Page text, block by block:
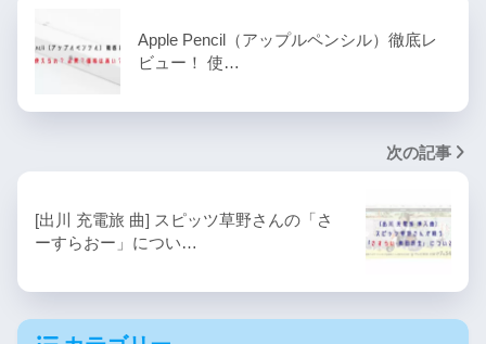
Apple Pencil（アップルペンシル）徹底レ
ビュー！ 使…
次の記事
[出川 充電旅 曲] スピッツ草野さんの「さ
ーすらおー」につい…